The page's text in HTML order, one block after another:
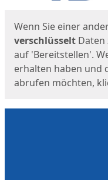
Wenn Sie einer
verschlüsselt Daten
auf 'Bereitstellen'.
erhalten haben und
abrufen möchten,